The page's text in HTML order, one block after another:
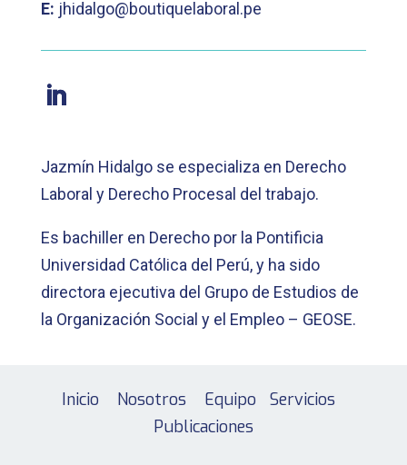
E: jhidalgo@boutiquelaboral.pe
Jazmín Hidalgo se especializa en Derecho
Laboral y Derecho Procesal del trabajo.
Es bachiller en Derecho por la Pontificia
Universidad Católica del Perú, y ha sido
directora ejecutiva del Grupo de Estudios de
la Organización Social y el Empleo – GEOSE.
Inicio Nosotros Equipo
Servicios
Publicaciones